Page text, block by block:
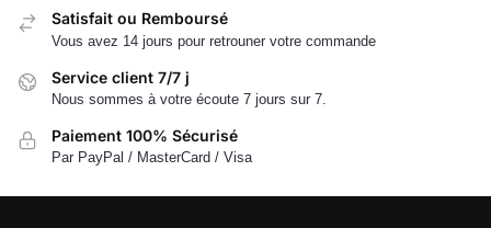
Satisfait ou Remboursé
Vous avez 14 jours pour retrouner votre commande
Service client 7/7 j
Nous sommes à votre écoute 7 jours sur 7.
Paiement 100% Sécurisé
Par PayPal / MasterCard / Visa